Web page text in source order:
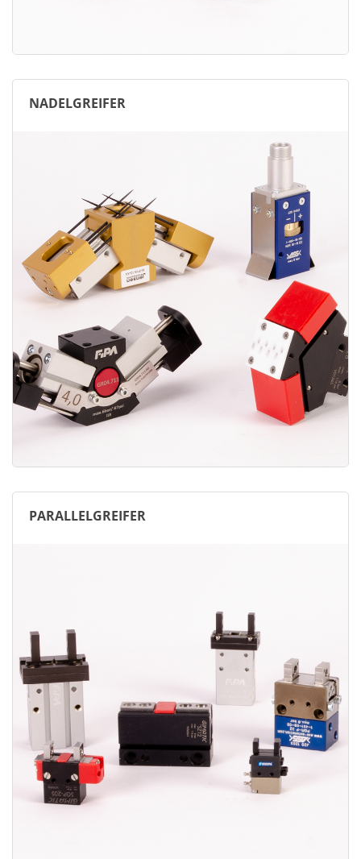
NADELGREIFER
PARALLELGREIFER